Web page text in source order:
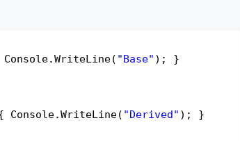
"Base" ); }
Console.WriteLine( "Derived" ); }